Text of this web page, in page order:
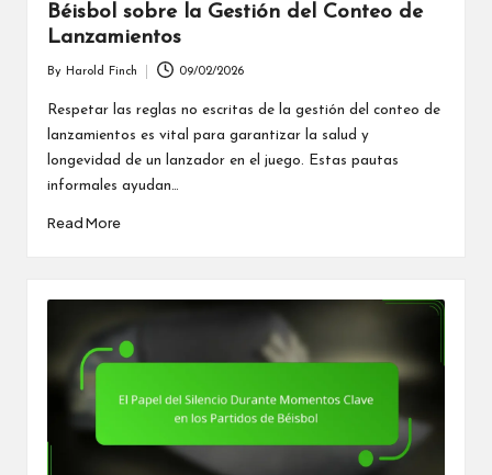
Béisbol sobre la Gestión del Conteo de
Lanzamientos
by
By Harold Finch 09/02/2026
Respetar las reglas no escritas de la gestión del conteo de
lanzamientos es vital para garantizar la salud y
longevidad de un lanzador en el juego. Estas pautas
informales ayudan…
Read More